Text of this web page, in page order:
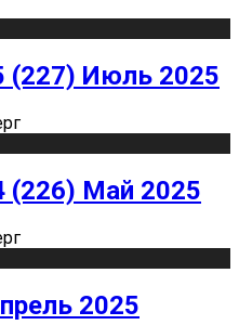
(227) Июль 2025
Май 2025
2025